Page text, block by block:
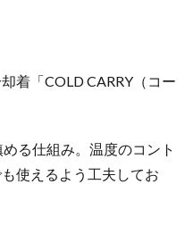
着「COLD CARRY（コー
る仕組み。温度のコント
使えるよう工夫してお